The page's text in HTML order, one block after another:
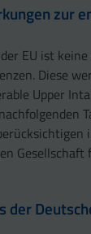
zur
EU ist
Diese
Upper
der